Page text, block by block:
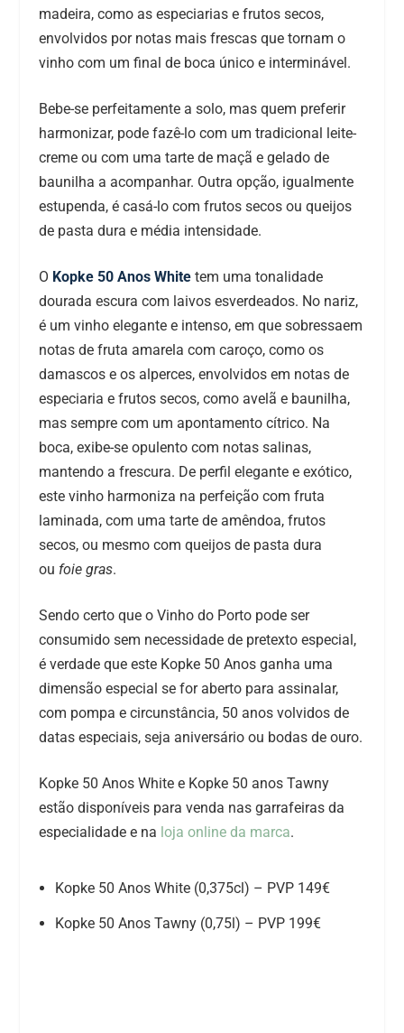
madeira, como as especiarias e frutos secos,
envolvidos por notas mais frescas que tornam o
vinho com um final de boca único e interminável.
Bebe-se perfeitamente a solo, mas quem preferir
harmonizar, pode fazê-lo com um tradicional leite-
creme ou com uma tarte de maçã e gelado de
baunilha a acompanhar. Outra opção, igualmente
estupenda, é casá-lo com frutos secos ou queijos
de pasta dura e média intensidade.
O Kopke 50 Anos Whitetem uma tonalidade
dourada escura com laivos esverdeados. No nariz,
é um vinho elegante e intenso, em que sobressaem
notas de fruta amarela com caroço, como os
damascos e os alperces, envolvidos em notas de
especiaria e frutos secos, como avelã e baunilha,
mas sempre com um apontamento cítrico. Na
boca, exibe-se opulento com notas salinas,
mantendo a frescura. De perfil elegante e exótico,
este vinho harmoniza na perfeição com fruta
laminada, com uma tarte de amêndoa, frutos
secos, ou mesmo com queijos de pasta dura
ou foie gras.
Sendo certo que o Vinho do Porto pode ser
consumido sem necessidade de pretexto especial,
é verdade que este Kopke 50 Anos ganha uma
dimensão especial se for aberto para assinalar,
com pompa e circunstância, 50 anos volvidos de
datas especiais, seja aniversário ou bodas de ouro.
Kopke 50 Anos White e Kopke 50 anos Tawny
estão disponíveis para venda nas garrafeiras da
especialidade e na loja online da marca.
Kopke 50 Anos White (0,375cl) – PVP 149€
Kopke 50 Anos Tawny (0,75l) – PVP 199€